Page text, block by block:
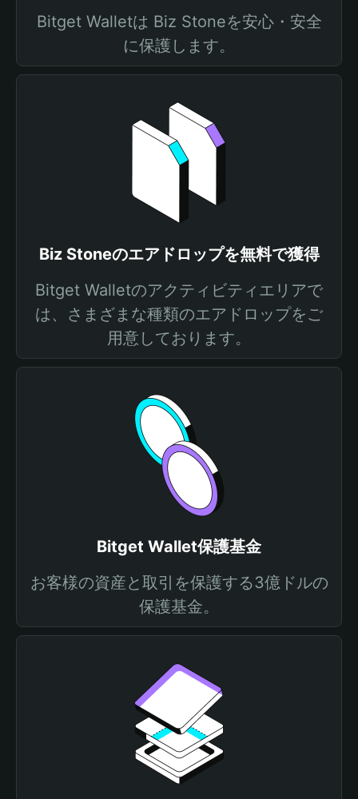
Bitget Walletは Biz Stoneを安心・安全
に保護します。
Biz Stoneのエアドロップを無料で獲得
Bitget Walletのアクティビティエリアで
は、さまざまな種類のエアドロップをご
用意しております。
Bitget Wallet保護基金
お客様の資産と取引を保護する3億ドルの
保護基金。